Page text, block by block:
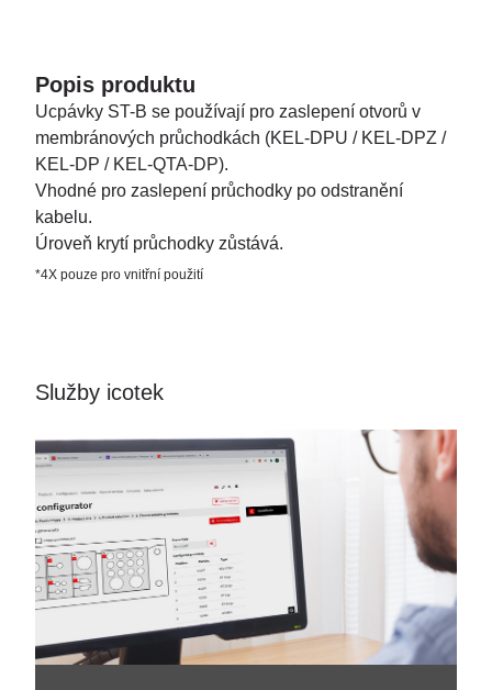
Popis produktu
Ucpávky ST-B se používají pro zaslepení otvorů v
membránových průchodkách (KEL-DPU / KEL-DPZ /
KEL-DP / KEL-QTA-DP).
Vhodné pro zaslepení průchodky po odstranění
kabelu.
Úroveň krytí průchodky zůstává.
*4X pouze pro vnitřní použití
Služby icotek